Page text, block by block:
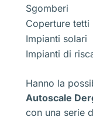
Sgomberi
Coperture tetti
Impianti solari
Impianti di
Hanno la
Autoscale
con una serie